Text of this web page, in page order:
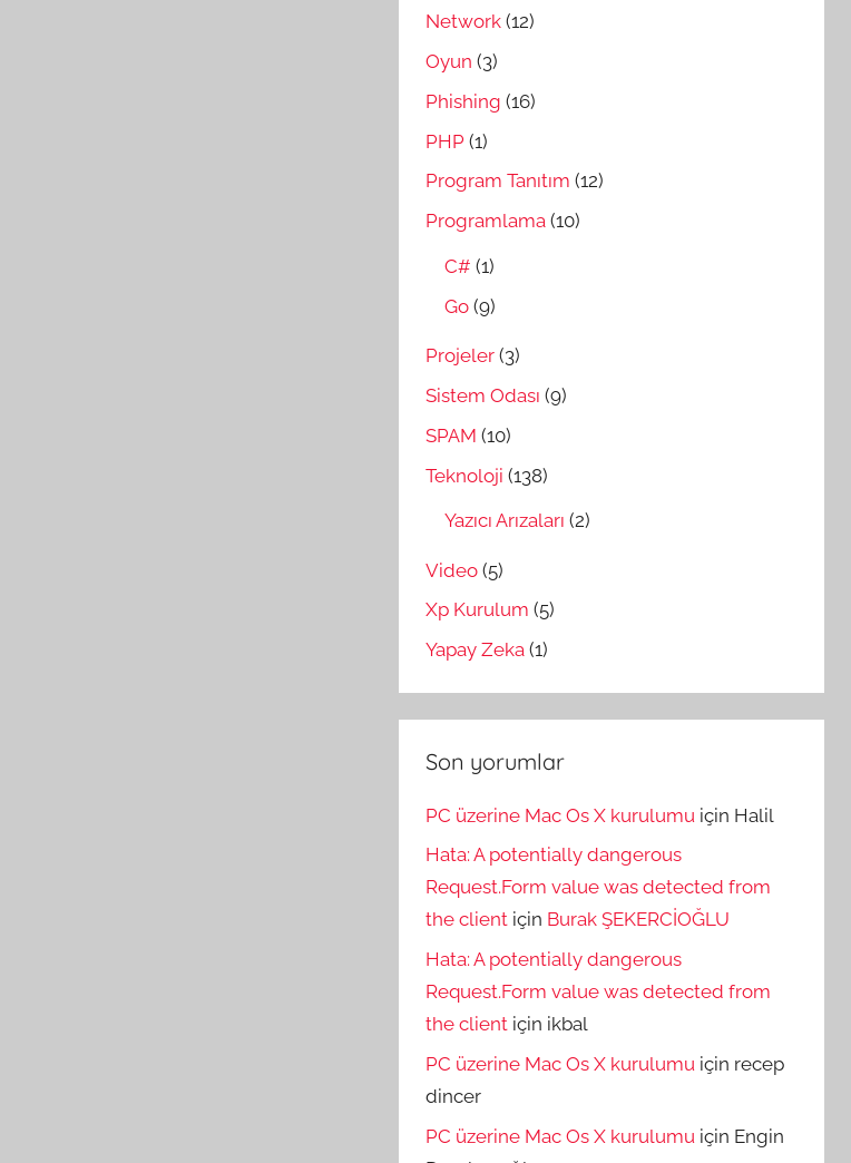
Network (12)
Oyun (3)
Phishing (16)
PHP (1)
Program Tanıtım (12)
Programlama (10)
C# (1)
Go (9)
Projeler (3)
Sistem Odası (9)
SPAM (10)
Teknoloji (138)
Yazıcı Arızaları (2)
Video (5)
Xp Kurulum (5)
Yapay Zeka (1)
Son yorumlar
PC üzerine Mac Os X kurulumu için Halil
Hata: A potentially dangerous
Request.Form value was detected from
the client için Burak ŞEKERCİOĞLU
Hata: A potentially dangerous
Request.Form value was detected from
the client için ikbal
PC üzerine Mac Os X kurulumu için recep
dincer
PC üzerine Mac Os X kurulumu için Engin